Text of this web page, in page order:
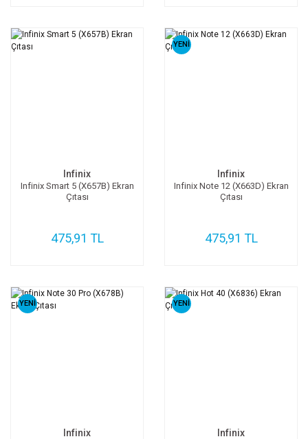
Infinix
Infinix Smart 5 (X657B) Ekran
Çıtası
475,91 TL
YENİ
Infinix
Infinix Note 12 (X663D) Ekran
Çıtası
475,91 TL
YENİ
Infinix
YENİ
Infinix